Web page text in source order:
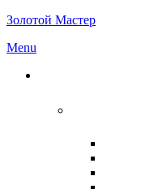
Золотой Мастер
Menu